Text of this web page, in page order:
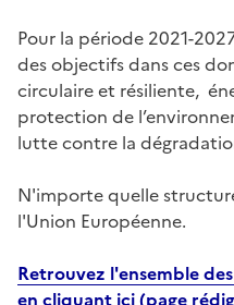
Pour la période 2021-
des objectifs dans ces
circulaire et résiliente,
protection de
lutte contre la
N'importe quelle
l'Union Européenne.
Retrouvez l'ensemble
en cliquant ici (page